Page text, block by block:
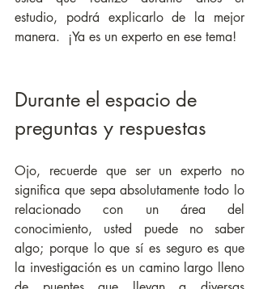
estudio, podrá explicarlo de la mejor
manera.  ¡Ya es un experto en ese tema!
Durante el espacio de
preguntas y respuestas
Ojo, recuerde que ser un experto no
significa que sepa absolutamente todo lo
relacionado con un área del
conocimiento, usted puede no saber
algo; porque lo que sí es seguro es que
la investigación es un camino largo lleno